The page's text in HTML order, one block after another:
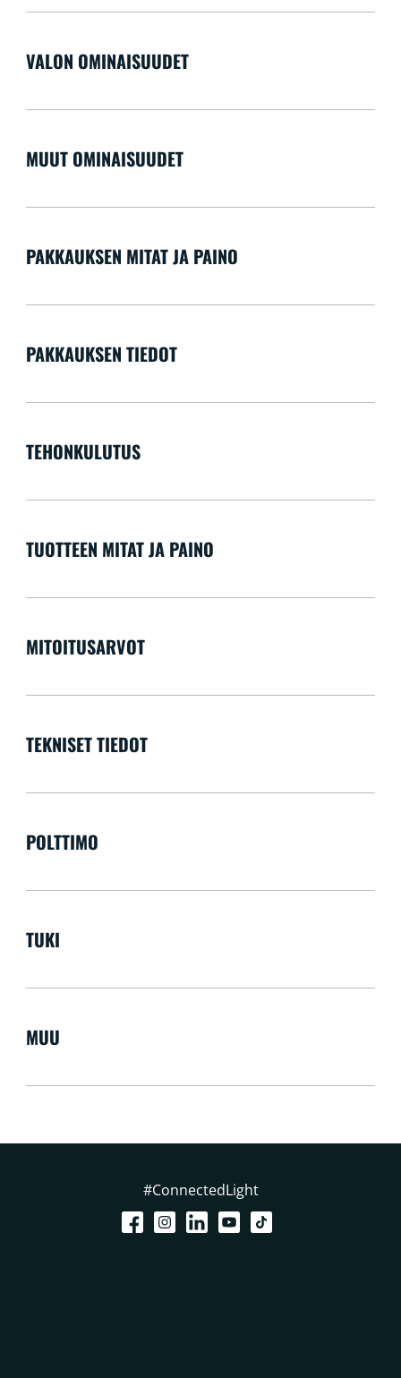
VALON OMINAISUUDET
MUUT OMINAISUUDET
PAKKAUKSEN MITAT JA PAINO
PAKKAUKSEN TIEDOT
TEHONKULUTUS
TUOTTEEN MITAT JA PAINO
MITOITUSARVOT
TEKNISET TIEDOT
POLTTIMO
TUKI
MUU
#ConnectedLight